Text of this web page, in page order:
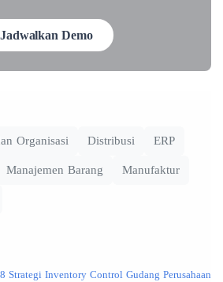
Jadwalkan Demo
Organisasi Distribusi ERP
Manajemen Barang Manufaktur
8 Strategi Inventory Control Gudang Perusahaan